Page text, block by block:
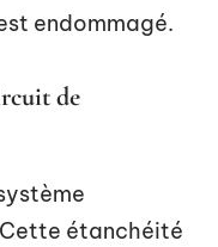
endommagé.
de
étanchéité